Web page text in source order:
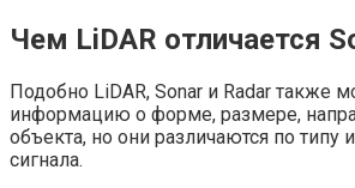
Чем LiDAR отличается
Подобно LiDAR, Sonar и Radar также
информацию о форме, размере,
объекта, но они различаются по типу
сигнала.